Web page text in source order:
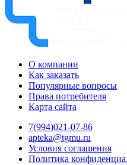
О компании
Как заказать
Популярные вопросы
Права потребителя
Карта сайта
7(994)021-07-86
apteka@tgmu.ru
Условия соглашения
Политика